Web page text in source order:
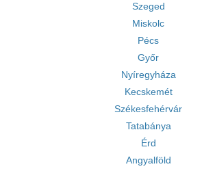
Szeged
Miskolc
Pécs
Győr
Nyíregyháza
Kecskemét
Székesfehérvár
Tatabánya
Érd
Angyalföld